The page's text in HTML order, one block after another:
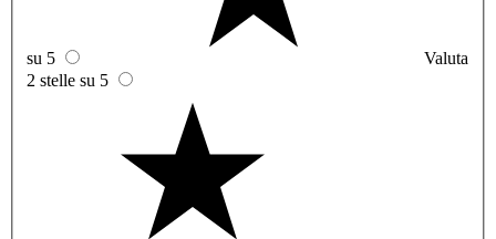
su 5
Valuta
2 stelle su 5